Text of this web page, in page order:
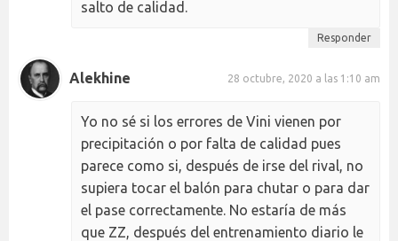
salto de calidad.
Responder
Alekhine 28 octubre, 2020 a las 1:10 am
Yo no sé si los errores de Vini vienen por
precipitación o por falta de calidad pues
parece como si, después de irse del rival, no
supiera tocar el balón para chutar o para dar
el pase correctamente. No estaría de más
que ZZ, después del entrenamiento diario le